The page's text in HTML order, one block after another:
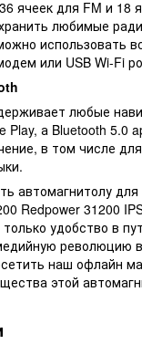
ячеек для FM и 18
любимые
использовать
или USB Wi-Fi
любые
Play, а Bluetooth 5.0
в том числе
автомагнитолу
Redpower 31200
удобство в
революцию
наш офлайн
этой